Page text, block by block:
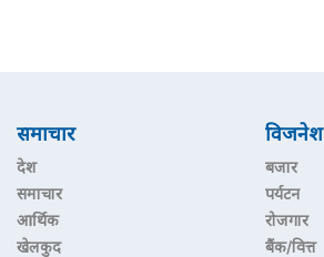
समाचार
देश
समाचार
आर्थिक
खेलकुद
विजनेश
बजार
पर्यटन
रोजगार
बैंक/वित्त